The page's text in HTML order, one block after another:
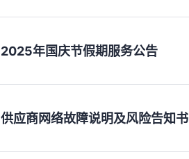
2025年国庆节假期服务公告
供应商网络故障说明及风险告知书